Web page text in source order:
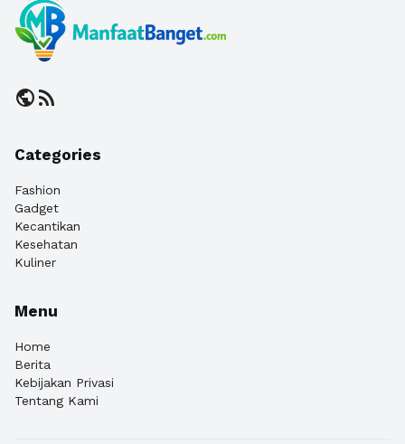
publicrss_feed
Categories
Fashion
Gadget
Kecantikan
Kesehatan
Kuliner
Menu
Home
Berita
Kebijakan Privasi
Tentang Kami